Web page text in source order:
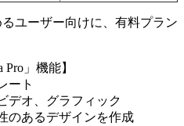
ユーザー向けに、有料プラン
Pro」機能】
ート
デオ、グラフィック
のあるデザインを作成